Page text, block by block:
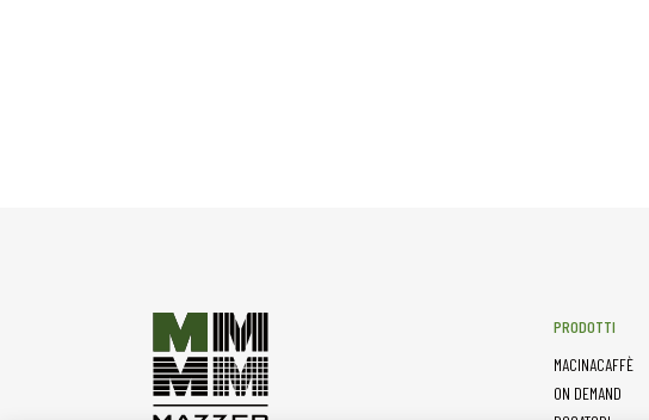
PRODOTTI
MACINACAFFÈ
ON DEMAND